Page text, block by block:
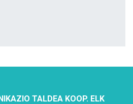
TALDEA KOOP. ELK